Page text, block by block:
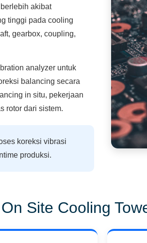
akibat
tinggi pada cooling
gearbox, coupling,
analyzer untuk
balancing secara
in situ, pekerjaan
rotor dari sistem.
koreksi vibrasi
produksi.
Site Cooling